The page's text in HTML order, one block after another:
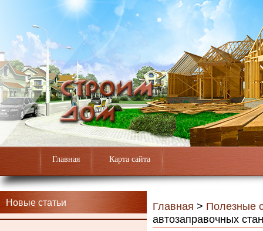
Главная Карта сайта
Новые статьи Главная > Полезные
автозаправочных